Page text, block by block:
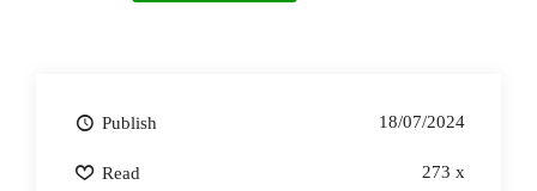
Publish 18/07/2024
Read 273 x